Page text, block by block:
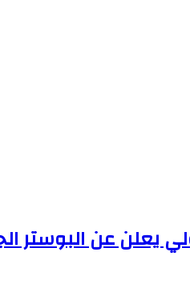
عن البوستر